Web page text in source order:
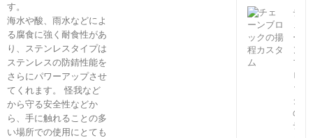
す。
海水や酸、雨水などによ
る腐食に強く耐食性があ
り、ステンレスタイプは
ステンレスの防錆性能を
さらにパワーアップさせ
てくれます。 怪我など
から守る安全性などか
ら、手に触れることの多
い場所での使用にとても
チ
ー
ン
ブ
ロ
ッ
ク
の
チ